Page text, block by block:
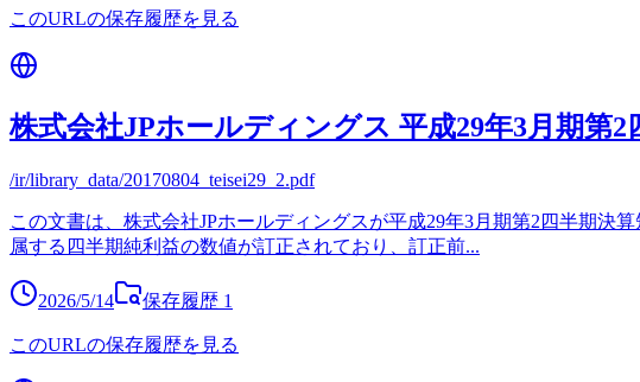
このURLの保存履歴を見る
株式会社JPホールディングス 平成29年3月期第
/ir/library_data/20170804_teisei29_2.pdf
この文書は、株式会社JPホールディングスが平成29年3月期第2四半期
属する四半期純利益の数値が訂正されており、訂正前...
2026/5/14 保存履歴 1
このURLの保存履歴を見る